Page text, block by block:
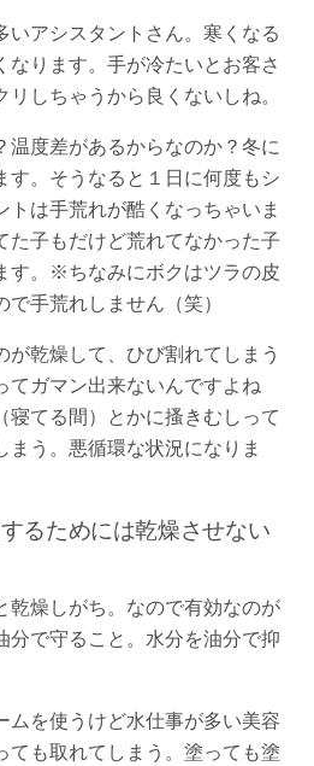
いアシスタントさん。寒くなる
なります。手が冷たいとお客さ
しちゃうから良くないしね。
温度差があるからなのか？冬に
す。そうなると１日に何度もシ
トは手荒れが酷くなっちゃいま
た子もだけど荒れてなかった子
す。※ちなみにボクはツラの皮
手荒れしません（笑）
乾燥して、ひび割れてしまう
てガマン出来ないんですよね
てる間）とかに搔きむしって
まう。悪循環な状況になりま
るためには乾燥させない
乾燥しがち。なので有効なのが
分で守ること。水分を油分で抑
ムを使うけど水仕事が多い美容
ても取れてしまう。塗っても塗